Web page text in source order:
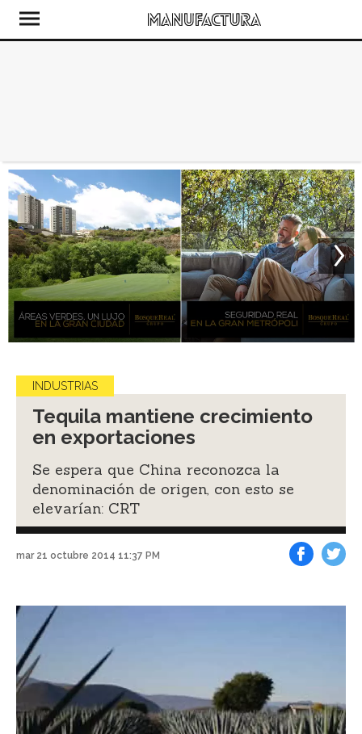
INDUSTRIAS
Tequila mantiene crecimiento
en exportaciones
Se espera que China reconozca la
denominación de origen, con esto se
elevarían: CRT
mar 21 octubre 2014 11:37 PM